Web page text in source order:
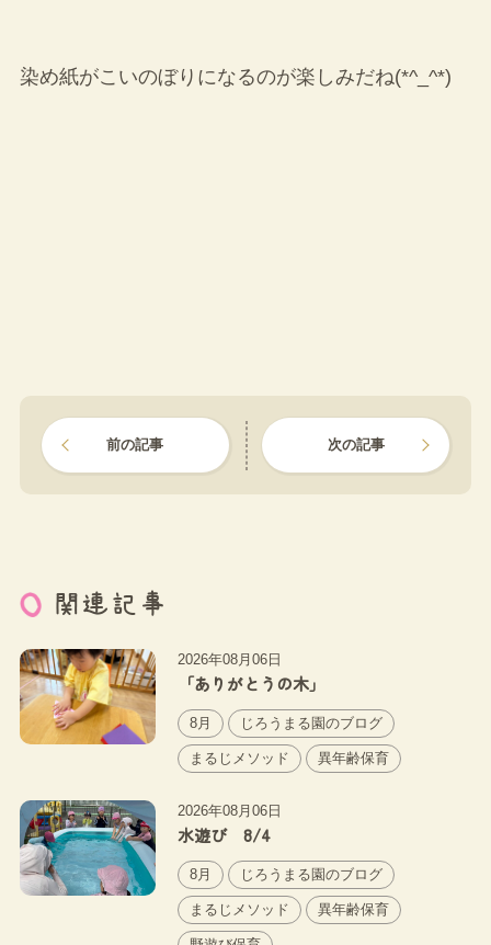
染め紙がこいのぼりになるのが楽しみだね(*^_^*)
前の記事 次の記事
関連記事
2026年08月06日
「ありがとうの木」
8月 じろうまる園のブログ
まるじメソッド 異年齢保育
2026年08月06日
水遊び 8/4
8月 じろうまる園のブログ
まるじメソッド 異年齢保育